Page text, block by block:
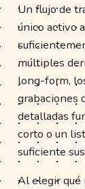
Un flujo de
único activo
múltiples
long-form,
grabaciones
detalladas
corto o un
suficiente
Al elegir qué